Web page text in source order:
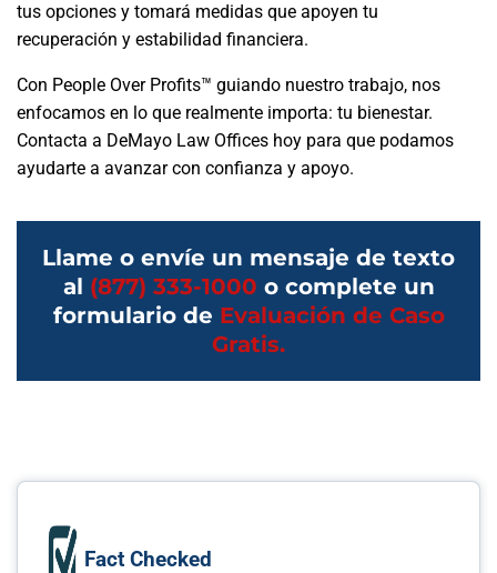
tus opciones y tomará medidas que apoyen tu
recuperación y estabilidad financiera.
Con People Over Profits™ guiando nuestro trabajo, nos
enfocamos en lo que realmente importa: tu bienestar.
Contacta a DeMayo Law Offices hoy para que podamos
ayudarte a avanzar con confianza y apoyo.
Llame o envíe un mensaje de texto
al (877) 333-1000 o complete un
formulario de Evaluación de Caso
Gratis.
Fact Checked